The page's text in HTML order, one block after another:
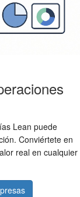
Lean puede
Conviértete en
real en cualquier